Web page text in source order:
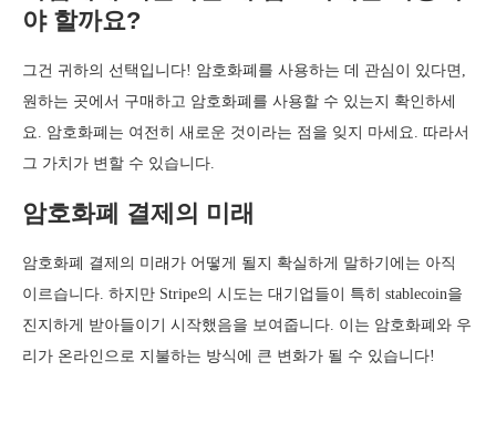
야 할까요?
그건 귀하의 선택입니다! 암호화폐를 사용하는 데 관심이 있다면,
원하는 곳에서 구매하고 암호화폐를 사용할 수 있는지 확인하세
요. 암호화폐는 여전히 새로운 것이라는 점을 잊지 마세요. 따라서
그 가치가 변할 수 있습니다.
암호화폐 결제의 미래
암호화폐 결제의 미래가 어떻게 될지 확실하게 말하기에는 아직
이르습니다. 하지만 Stripe의 시도는 대기업들이 특히 stablecoin을
진지하게 받아들이기 시작했음을 보여줍니다. 이는 암호화폐와 우
리가 온라인으로 지불하는 방식에 큰 변화가 될 수 있습니다!